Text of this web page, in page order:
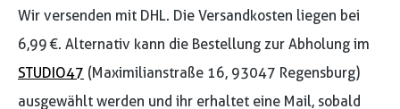
Wir versenden mit DHL. Die Versandkosten liegen bei
6,99 €. Alternativ kann die Bestellung zur Abholung im
STUDIO47 (Maximilianstraße 16, 93047 Regensburg)
ausgewählt werden und ihr erhaltet eine Mail, sobald